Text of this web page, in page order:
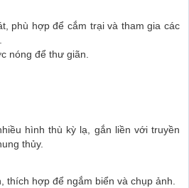
phù hợp để cắm trại và tham gia các
nóng để thư giãn.
hình thù kỳ lạ, gắn liền với truyền
thủy.
thích hợp để ngắm biển và chụp ảnh.